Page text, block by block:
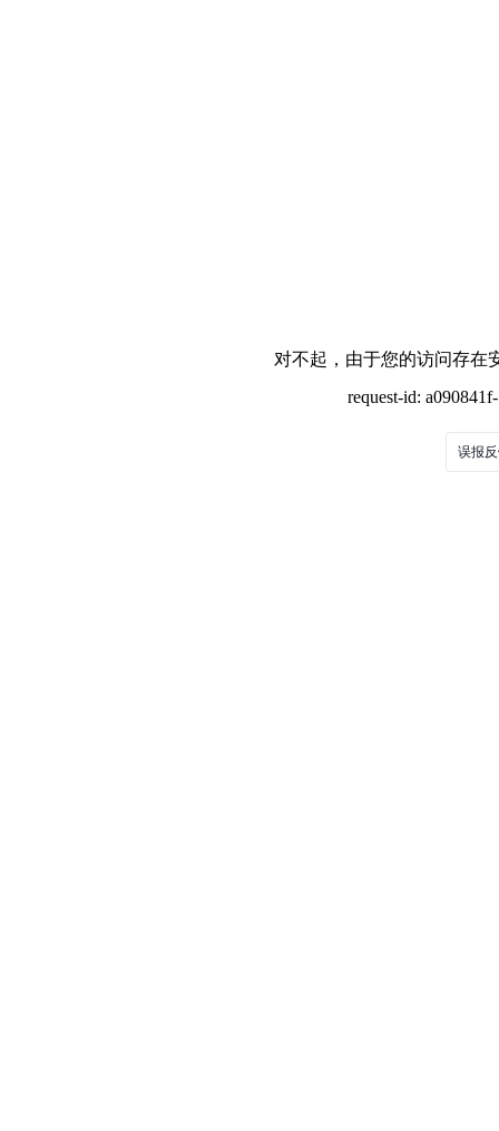
对不起，由于您的访问存在
request-id:
误报